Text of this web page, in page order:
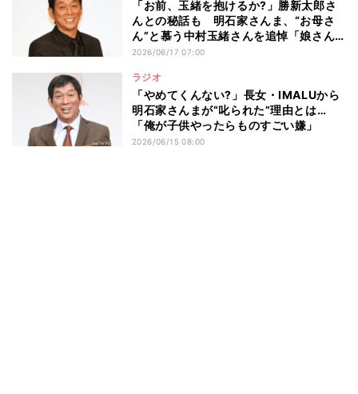
「お前、玉緒を抱けるか?」勝新太郎さ
んとの秘話も 明石家さんま、“お母さ
ん”と慕う中村玉緒さんを追悼「娘さん
から連絡をいただいたときは…」
2026/06/17 07:00
ラジオ
「やめてくんない?」長女・IMALUから
明石家さんまが“叱られた”理由とは…
「俺が子供やったらものすごい嫌」
2026/06/15 08:00